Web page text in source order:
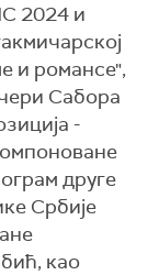
2024 и
и романсе",
Сабора
-
друге
Србије
као